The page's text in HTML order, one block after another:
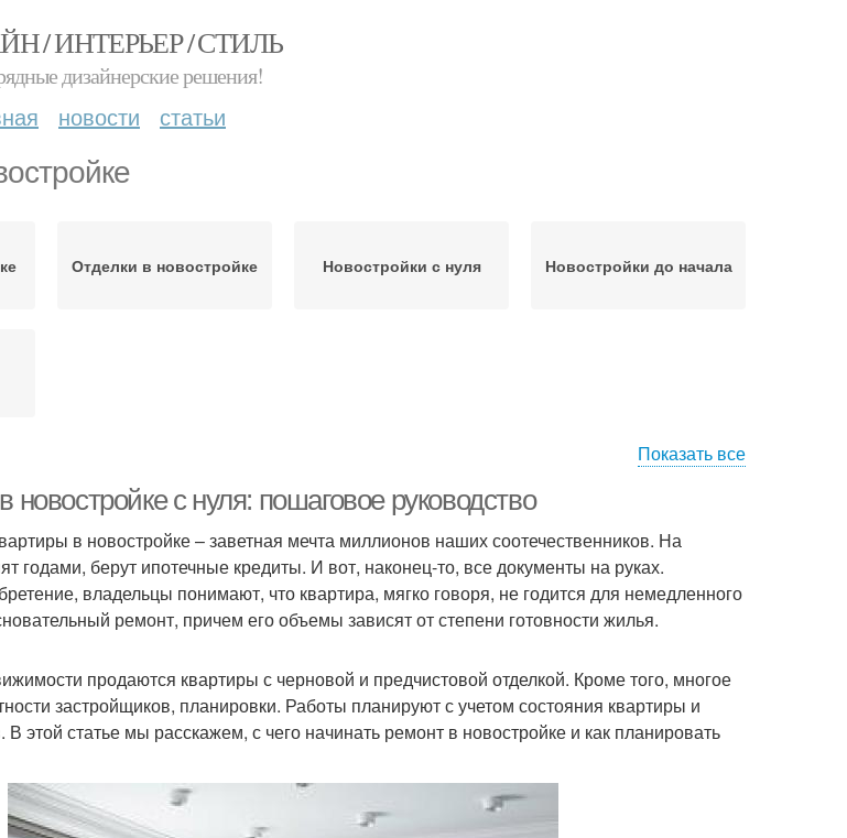
/ ИНТЕРЬЕР / СТИЛЬ
дизайнерские решения!
новости статьи
Отделки в новостройке Новостройки с нуля Новостройки до начала
Показать все
с нуля: пошаговое руководство
в новостройке – заветная мечта миллионов наших соотечественников. На
годами, берут ипотечные кредиты. И вот, наконец-то, все документы на руках.
владельцы понимают, что квартира, мягко говоря, не годится для немедленного
ремонт, причем его объемы зависят от степени готовности жилья.
продаются квартиры с черновой и предчистовой отделкой. Кроме того, многое
застройщиков, планировки. Работы планируют с учетом состояния квартиры и
этой статье мы расскажем, с чего начинать ремонт в новостройке и как планировать